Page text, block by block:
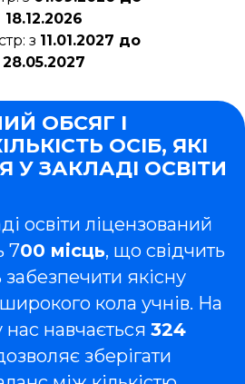
18.12.2026
з 11.01.2027 до
28.05.2027
ОБСЯГ І
ОСІБ, ЯКІ
У ЗАКЛАДІ ОСВІТИ
освіти ліцензований
700 місць, що свідчить
якісну
кола учнів. На
навчається 324
зберігати